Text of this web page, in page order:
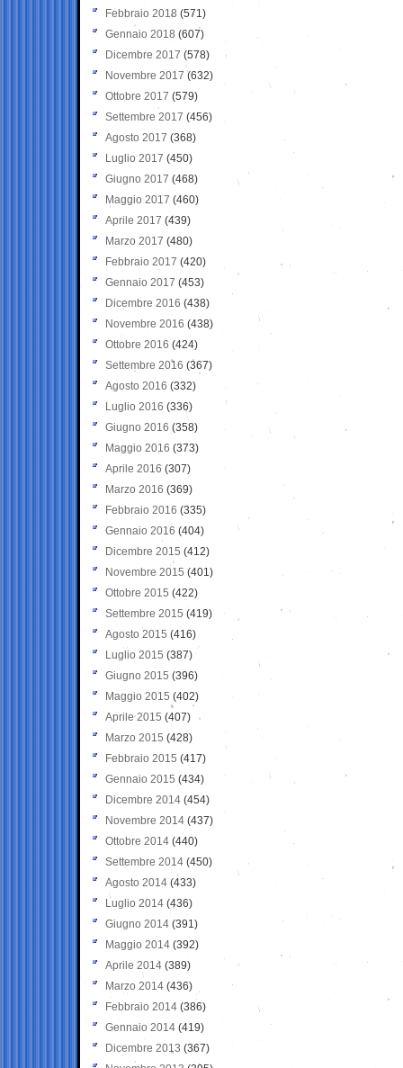
Febbraio 2018 (571)
Gennaio 2018 (607)
Dicembre 2017 (578)
Novembre 2017 (632)
Ottobre 2017 (579)
Settembre 2017 (456)
Agosto 2017 (368)
Luglio 2017 (450)
Giugno 2017 (468)
Maggio 2017 (460)
Aprile 2017 (439)
Marzo 2017 (480)
Febbraio 2017 (420)
Gennaio 2017 (453)
Dicembre 2016 (438)
Novembre 2016 (438)
Ottobre 2016 (424)
Settembre 2016 (367)
Agosto 2016 (332)
Luglio 2016 (336)
Giugno 2016 (358)
Maggio 2016 (373)
Aprile 2016 (307)
Marzo 2016 (369)
Febbraio 2016 (335)
Gennaio 2016 (404)
Dicembre 2015 (412)
Novembre 2015 (401)
Ottobre 2015 (422)
Settembre 2015 (419)
Agosto 2015 (416)
Luglio 2015 (387)
Giugno 2015 (396)
Maggio 2015 (402)
Aprile 2015 (407)
Marzo 2015 (428)
Febbraio 2015 (417)
Gennaio 2015 (434)
Dicembre 2014 (454)
Novembre 2014 (437)
Ottobre 2014 (440)
Settembre 2014 (450)
Agosto 2014 (433)
Luglio 2014 (436)
Giugno 2014 (391)
Maggio 2014 (392)
Aprile 2014 (389)
Marzo 2014 (436)
Febbraio 2014 (386)
Gennaio 2014 (419)
Dicembre 2013 (367)